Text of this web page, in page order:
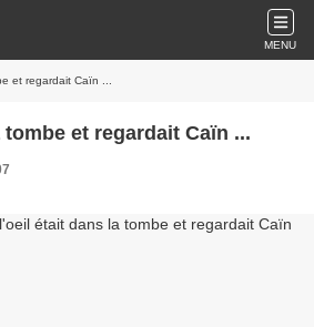
MENU
et regardait Caïn ...
et regardait Caïn ...